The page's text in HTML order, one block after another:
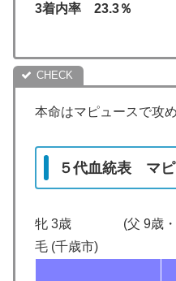
3着内率 23.3％
本命はマピュースで攻
５代血統表 マ
牝 3歳 (父 9歳・母
毛 (千歳市)